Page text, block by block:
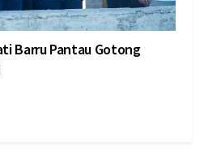
Barru Pantau Gotong